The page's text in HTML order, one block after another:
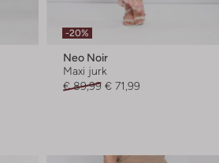
-20%
Neo Noir
Maxi jurk
€ 89,99 € 71,99